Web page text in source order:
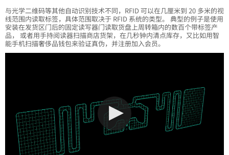
与光学二维码等其他自动识别技术不同，RFID 可以在几厘米到 20 多米的视
线范围内读取标签，具体范围取决于 RFID 系统的类型。 典型的例子是使用
安装在发货区门后的固定读写器门读取货盘上周转箱内的数百个带标签产
品， 或者用手持阅读器扫描商店货架，在几秒钟内清点库存，又比如用智
能手机扫描奢侈品钱包来验证真伪，并注册加入会员。